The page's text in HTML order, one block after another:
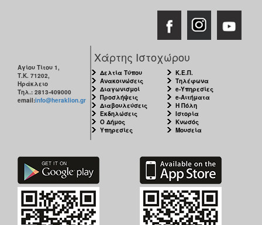
Αγίου Τίτου 1,
Τ.Κ. 71202,
Ηράκλειο
Τηλ.: 2813-409000
email:info@heraklion.gr
Χάρτης Ιστοχώρου
Δελτία Τύπου
Ανακοινώσεις
Διαγωνισμοί
Προσλήψεις
Διαβουλεύσεις
Εκδηλώσεις
Ο Δήμος
Υπηρεσίες
Κ.Ε.Π.
Τηλέφωνα
e-Υπηρεσίες
e-Αιτήματα
Η Πόλη
Ιστορία
Κνωσός
Μουσεία